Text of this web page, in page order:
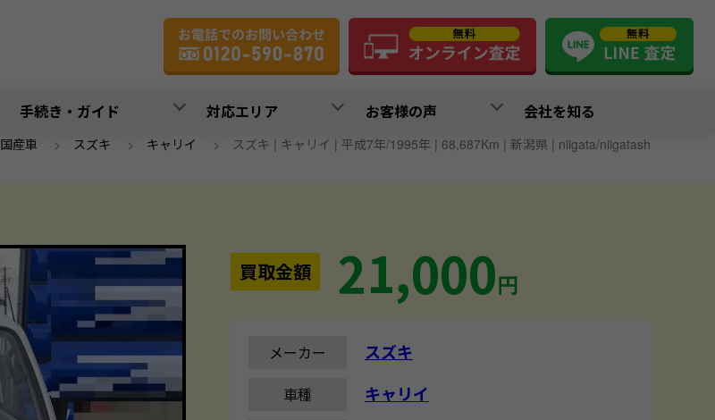
手続き・ガイド 対応エリア お客様の声 会社を知る
国産車 > スズキ > キャリイ > スズキ | キャリイ | 平成7年/1995年 | 68,687Km | 新潟県 | niigata/niigatash
買取金額 21,000円
メーカー スズキ
車種 キャリイ